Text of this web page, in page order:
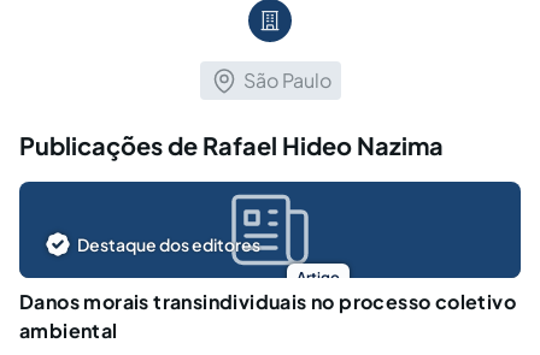
São Paulo
Publicações de Rafael Hideo Nazima
Artigo
Destaque dos editores
Danos morais transindividuais no processo coletivo
ambiental